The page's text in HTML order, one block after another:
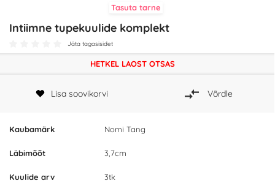
Tasuta tarne
Intiimne tupekuulide komplekt
Jäta tagasisidet
Kaubamärk Nomi Tang
Läbimõõt 3,7cm
Kuulide arv 3tk
HETKEL LAOST OTSAS
Lisa soovikorvi Võrdle